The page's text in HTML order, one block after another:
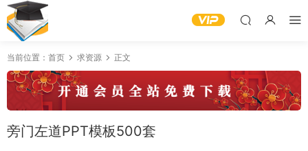
当前位置： 首页 求资源 正文
旁门左道PPT模板500套